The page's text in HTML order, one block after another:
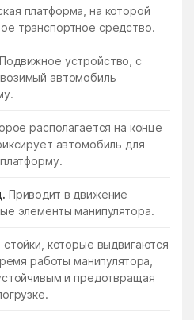
платформа, на которой
транспортное средство.
Подвижное устройство, с
автомобиль
располагается на конце
автомобиль для
Приводит в движение
элементы манипулятора.
стойки, которые выдвигаются
работы манипулятора,
и предотвращая